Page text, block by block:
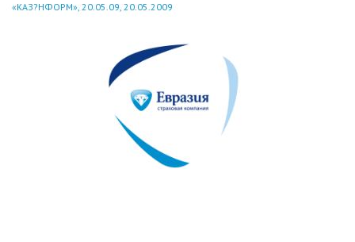
«КАЗ?НФОРМ», 20.05.09, 20.05.2009